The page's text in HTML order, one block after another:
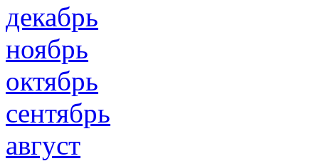
декабрь
ноябрь
октябрь
сентябрь
август